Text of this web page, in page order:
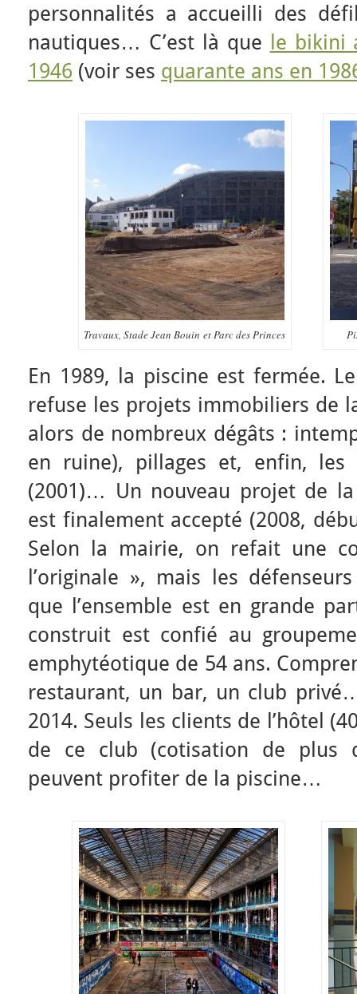
personnalités a accueilli des
nautiques… C’est là que
le bikini
1946 (voir ses quarante ans en
Travaux, Stade Jean Bouin et Parc des Princes
En 1989, la piscine est fermée.
refuse les projets immobiliers de
alors de nombreux dégâts :
en ruine), pillages et, enfin, les
(2001)… Un nouveau projet de
est finalement accepté (2008,
Selon la mairie, on refait une
l’originale », mais les
que l’ensemble est en grande
construit est confié au
emphytéotique de 54 ans.
restaurant, un bar, un club
2014. Seuls les clients de l’hôtel
de ce club (cotisation de plus
peuvent profiter de la piscine…